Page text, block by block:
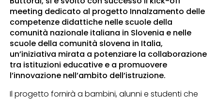
meeting dedicato al progetto Innalzamento delle
competenze didattiche nelle scuole della
comunità nazionale italiana in Slovenia e nelle
scuole della comunità slovena in Italia,
un’iniziativa mirata a potenziare la collaborazione
tra istituzioni educative e a promuovere
l’innovazione nell’ambito dell’istruzione.
Il progetto fornirà a bambini, alunni e studenti che